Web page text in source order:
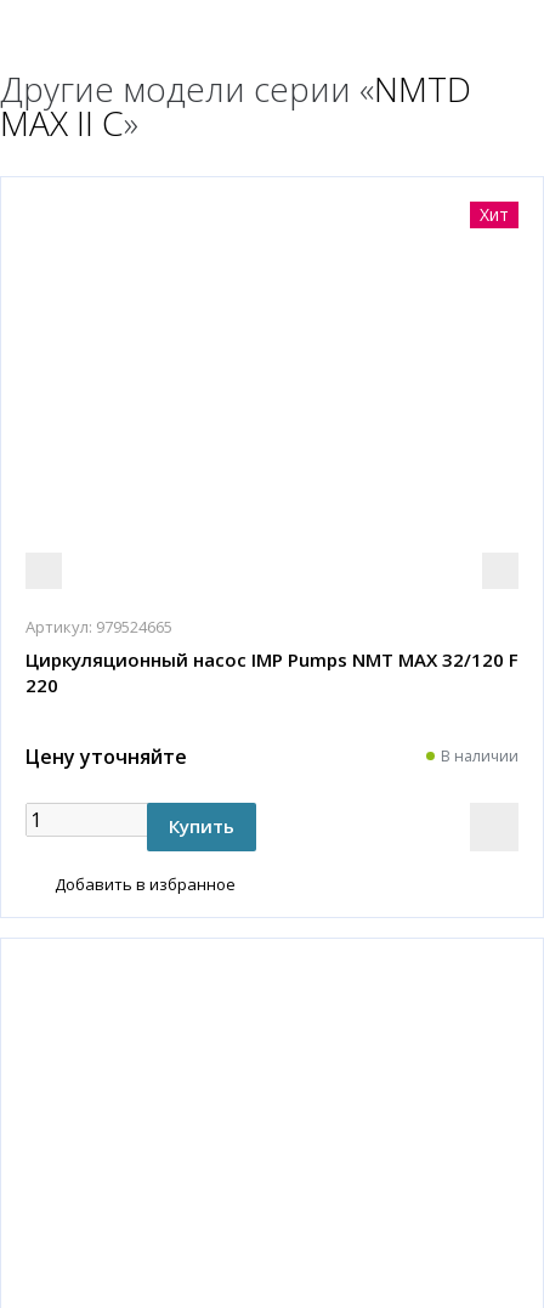
Другие модели серии «NMTD
MAX II C»
Хит
Артикул: 979524665
Циркуляционный насос IMP Pumps NMT MAX 32/120 F
220
Цену уточняйте В наличии
Добавить в избранное